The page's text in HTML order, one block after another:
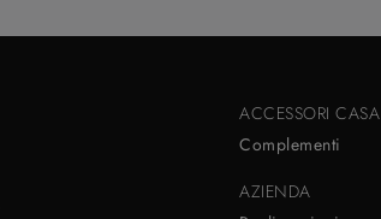
ACCESSORI CASA
Complementi
AZIENDA